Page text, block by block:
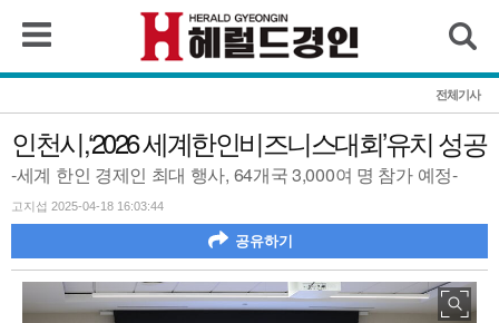
전체기사
인천시,‘2026 세계한인비즈니스대회’유치 성공
-세계 한인 경제인 최대 행사, 64개국 3,000여 명 참가 예정-
고지섭 2025-04-18 16:03:44
공유하기
검색